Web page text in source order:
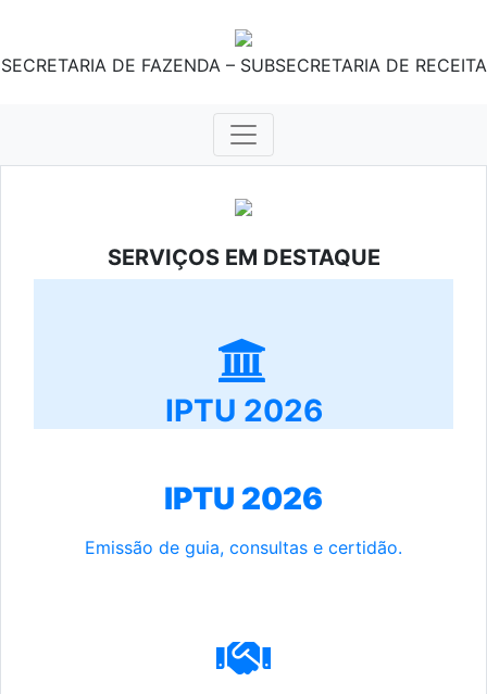
SECRETARIA DE FAZENDA – SUBSECRETARIA DE RECEITA
SERVIÇOS EM DESTAQUE
IPTU 2026
IPTU 2026
Emissão de guia, consultas e certidão.